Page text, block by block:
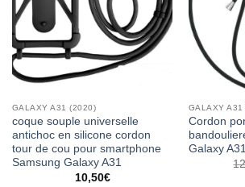
GALAXY A31 (2020)
coque souple universelle
antichoc en silicone cordon
tour de cou pour smartphone
Samsung Galaxy A31
10,50€
GALAXY
Cordon
Galaxy A31